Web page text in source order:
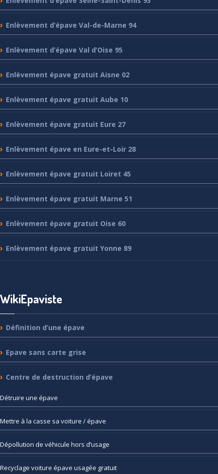
Enlèvement d’épave Val-de-Marne 94
Enlèvement d’épave Val d’Oise 95
Enlèvement épave gratuit Aisne 02
Enlèvement épave gratuit Aube 10
Enlèvement épave gratuit Eure 27
Enlèvement épave en Eure-et-Loir 28
Enlèvement épave gratuit Loiret 45
Enlèvement épave gratuit Marne 51
Enlèvement épave gratuit Oise 60
Enlèvement épave gratuit Yonne 89
WikiEpaviste
Définition d’une épave
Epave sans carte grise
Centre de destruction d’épave
Détruire une épave
Mettre à la casse sa voiture / épave
Dépollution de véhicule hors d’usage
Recyclage voiture épave usagée gratuit